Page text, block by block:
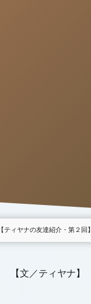
ティヤナの友達紹介・第２回
【文／ティヤナ】